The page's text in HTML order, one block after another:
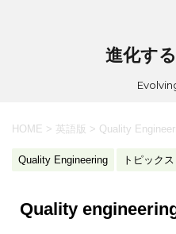
進化す
HOME > 英語版 > Quality
Quality Engineering トピックス
Quality